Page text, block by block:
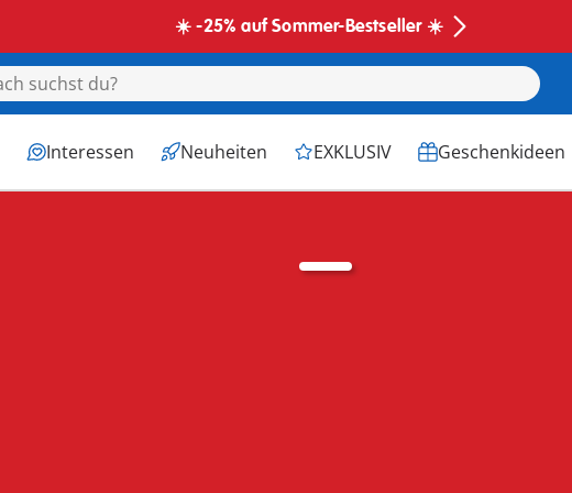
☀️ -25% auf Sommer-Bestseller ☀️
Interessen Neuheiten EXKLUSIV Geschenkideen